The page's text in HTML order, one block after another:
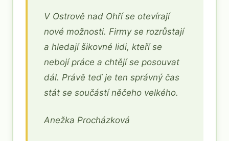
V Ostrově nad Ohří se otevírají
nové možnosti. Firmy se rozrůstají
a hledají šikovné lidi, kteří se
nebojí práce a chtějí se posouvat
dál. Právě teď je ten správný čas
stát se součástí něčeho velkého.
Anežka Procházková